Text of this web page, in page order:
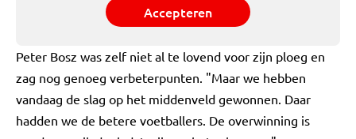
Accepteren
Peter Bosz was zelf niet al te lovend voor zijn ploeg en
zag nog genoeg verbeterpunten. "Maar we hebben
vandaag de slag op het middenveld gewonnen. Daar
hadden we de betere voetballers. De overwinning is